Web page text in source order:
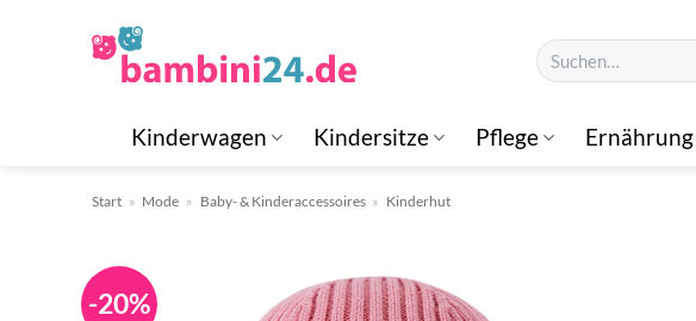
Suchen
nach:
Kinderwagen Kindersitze Pflege Ernährung
Start » Mode » Baby- & Kinderaccessoires » Kinderhut
-20%